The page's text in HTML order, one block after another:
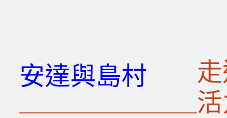
安達與島村